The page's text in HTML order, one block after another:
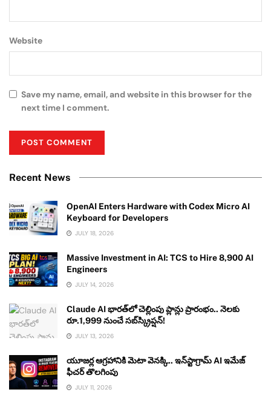
Website
Save my name, email, and website in this browser for the
next time I comment.
Recent News
OpenAI Enters Hardware with Codex Micro AI
Keyboard for Developers
JULY 18, 2026
Massive Investment in AI: TCS to Hire 8,900 AI
Engineers
JULY 14, 2026
Claude AI భారత్‌లో చెల్లింపు ప్లాన్లు ప్రారంభం.. నెలకు
రూ.1,999 నుంచే సబ్‌స్క్రిప్షన్!
JULY 13, 2026
యూజర్ల ఆగ్రహానికి మెటా వెనక్కి.. ఇన్‌స్టాగ్రామ్ AI ఇమేజ్
ఫీచర్ తొలగింపు
JULY 11, 2026